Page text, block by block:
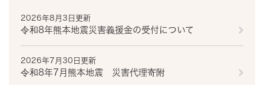
2026年8月3日更新
令和8年熊本地震災害義援金の受付について
2026年7月30日更新
令和8年7月熊本地震 災害代理寄附